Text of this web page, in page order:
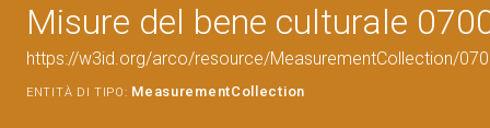
Misure del bene culturale
https://w3id.org/arco/resource/MeasurementCollection/
ENTITÀ DI TIPO: MeasurementCollection